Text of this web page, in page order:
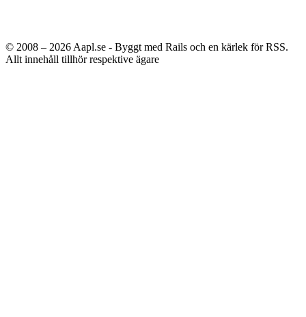
© 2008 – 2026 Aapl.se - Byggt med Rails och en kärlek för RSS.
Allt innehåll tillhör respektive ägare